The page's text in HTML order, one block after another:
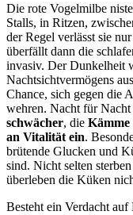
Die rote Vogelmilbe
Stalls, in Ritzen,
der Regel verlässt sie
überfällt dann die
invasiv. Der Dunkelheit
Nachtsichtvermögens
Chance, sich gegen die
wehren. Nacht für Nacht
schwächer, die Kämme
an Vitalität ein.
brütende Glucken und
sind. Nicht selten
überleben die Küken
Besteht ein Verdacht